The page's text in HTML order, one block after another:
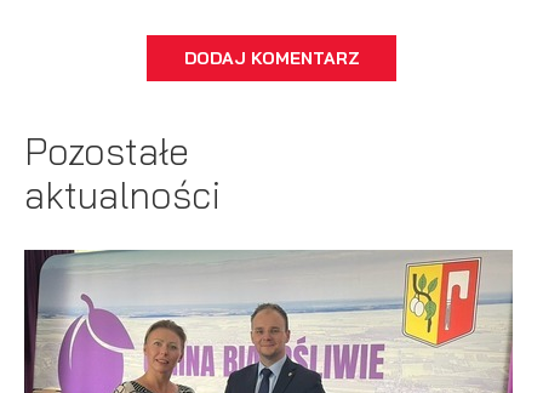
DODAJ KOMENTARZ
Pozostałe
aktualności